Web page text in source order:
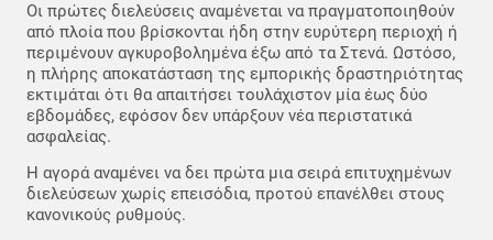
Οι πρώτες διελεύσεις αναμένεται να πραγματοποιηθούν
από πλοία που βρίσκονται ήδη στην ευρύτερη περιοχή ή
περιμένουν αγκυροβολημένα έξω από τα Στενά. Ωστόσο,
η πλήρης αποκατάσταση της εμπορικής δραστηριότητας
εκτιμάται ότι θα απαιτήσει τουλάχιστον μία έως δύο
εβδομάδες, εφόσον δεν υπάρξουν νέα περιστατικά
ασφαλείας.
Η αγορά αναμένει να δει πρώτα μια σειρά επιτυχημένων
διελεύσεων χωρίς επεισόδια, προτού επανέλθει στους
κανονικούς ρυθμούς.